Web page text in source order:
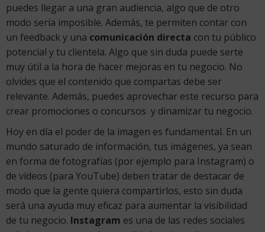
puedes llegar a una gran audiencia, algo que de otro
modo sería imposible. Además, te permiten contar con
un feedback y una comunicación directa con tu público
potencial y tu clientela. Algo que sin duda puede serte
muy útil a la hora de hacer mejoras en tu negocio. No
olvides que el contenido que compartas debe ser
relevante. Además, puedes aprovechar este recurso para
crear promociones o concursos y dinamizar tu negocio.
Hoy en día el poder de la imagen es fundamental. En un
mundo saturado de información, tus imágenes, ya sean
en forma de fotografías (por ejemplo para Instagram) o
de vídeos (para YouTube) deben tratar de destacar de
modo que la gente quiera compartirlos, esto sin duda
será una ayuda muy eficaz para aumentar la visibilidad
de tu negocio. Instagram es una de las redes sociales